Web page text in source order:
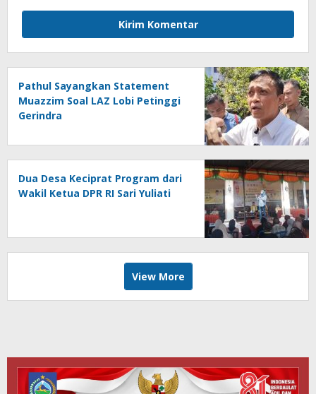
Pathul Sayangkan Statement
Muazzim Soal LAZ Lobi Petinggi
Gerindra
Dua Desa Keciprat Program dari
Wakil Ketua DPR RI Sari Yuliati
View More